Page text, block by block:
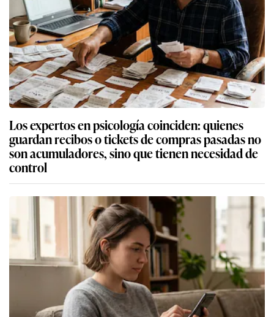
Los expertos en psicología coinciden: quienes
guardan recibos o tickets de compras pasadas no
son acumuladores, sino que tienen necesidad de
control